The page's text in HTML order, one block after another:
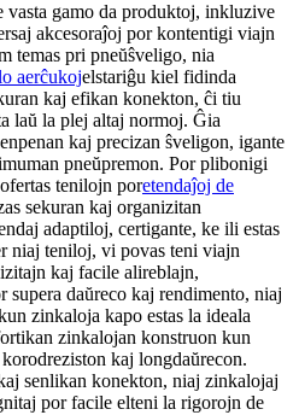
gamo da produktoj, inkluzive
akcesoraĵoj por kontentigi viajn
temas pri pneŭŝveligo, nia
aerĉukojelstariĝu kiel fidinda
kaj efikan konekton, ĉi tiu
laŭ la plej altaj normoj. Ĝia
kaj precizan ŝveligon, igante
pneŭpremon. Por plibonigi
tenilojn poretendaĵoj de
sekuran kaj organizitan
adaptiloj, certigante, ke ili estas
niaj teniloj, vi povas teni viajn
kaj facile alireblajn,
supera daŭreco kaj rendimento, niaj
zinkaloja kapo estas la ideala
zinkalojan konstruon kun
kaj longdaŭrecon.
senlikan konekton, niaj zinkalojaj
por facile elteni la rigorojn de